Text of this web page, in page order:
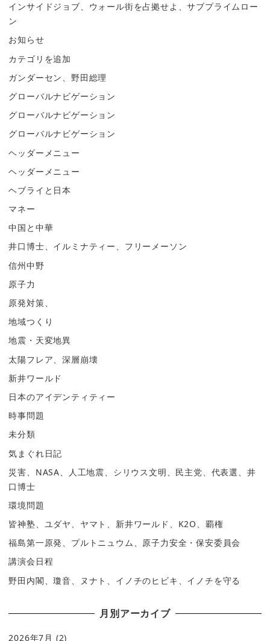
インサイドジョブ、ウォール街を占拠せよ、サブプライムロー
ン
お知らせ
カテゴリを追加
ガンダーセン、野田総理
グローバルナビゲーション
グローバルナビゲーション
グローバルナビゲーション
ヘッダーメニュー
ヘッダーメニュー
ヘブライと日本
マネー
中国と中華
井口博士、イルミナティー、フリーメーソン
信州中野
原子力
原発対策、
地域つくり
地震・天変地異
太陽フレア、深層崩壊
新井ワールド
日本のアイデンティティー
時事問題
未分類
気まぐれ日記
災害、NASA、人工地震、シリウス文明、民主党、代表選、井
口博士
環境問題
皆神塾、ユダヤ、ヤマト、新井ワールド、K2O、覇権
福島第一原発、プルトニュウム、原子力安全・保安委員会
講演会日程
野田内閣、瓊音、ヌナト、イノチのヒビキ、イノチを守る
月別アーカイブ
2026年7月 (2)